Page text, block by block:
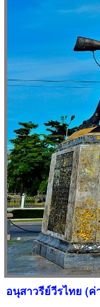
อนุสาวรีย์วีรไทย (ค่